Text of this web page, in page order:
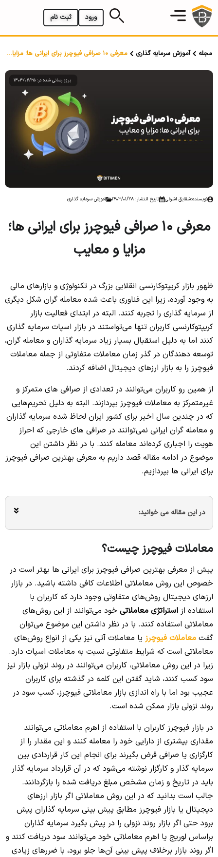
ثبت نام ورود
مجله آموزش سرمایه گذاری معرفی 10 صرافی فیوچرز برای ایرانی ها؛ مزایا و معایب
بروز رسانی شده در: 1404/06/25
نویسنده:شقایق اشرفی تاریخ انتشار: 1403/01/28 آموزش سرمایه گذاری
معرفی 10 صرافی فیوچرز برای ایرانی ها؛
مزایا و معایب
ظهور بازار کریپتوکارنسی انقلابی بزرگ در تکنولوژی و بازارهای مالی
به وجود آورده، زیرا این فناوری باعث شده معامله گران شکل دیگری
از سرمایه گذاری را تجربه کنند. البته در ابتدای فعالیت بازار
کریپتوکارنسی کاربران تنها می‌‌تواستند در بازار اسپات سرمایه گذاری
کنند اما به دلیل استقبال بسیار زیاد سرمایه گذاران و معامله گران،
توسعه دهندگان در گذر زمان معاملات متفاوتی از جمله معاملات
فیوچرز را به بازار ارزهای دیجیتال اضافه کردند.
از همین رو کاربران می‌توانند در تعدادی از صرافی های متمرکز و
غیرمتمرکز به معاملات فیوچرز بپردازند. البته به دلیل تحریم‌هایی
که در چندین سال اخیر برای کشور ایران لحاظ شده سرمایه گذاران
و معامله گران ایرانی نمی‌توانند در صرافی های خارجی که احراز
هویت را اجباری کرده‌اند معامله کنند. با در نظر داشتن این
موضوع در ادامه مقاله قصد داریم به معرفی بهترین صرافی فیوچرز
برای ایرانی ها بپردازیم.
در این مقاله می خوانید:
معاملات فیوچرز چیست؟
پیش از معرفی بهترین صرافی فیوچرز برای ایرانی ها بهتر است در
خصوص این روش معاملاتی اطلاعات کافی داشته باشید. در بازار
ارزهای دیجیتال روش‌های متفاوتی وجود دارد که کاربران با
استفاده از استراتژی معاملاتی خود می‌توانند از این روش‌های
معاملاتی استفاده کنند. با در نظر داشتن این موضوع می‌توان
گفت معاملات فیوچرز یا معاملات آتی نیز یکی از انواع روش‌های
معاملاتی است که شرایط متفاوتی نسبت به معاملات اسپات دارد.
زیرا در این روش معاملاتی، کاربران می‌توانند در روند نزولی بازار نیز
سود کسب کنند، شاید گفتن این کلمه در گذشته برای کاربران
عجیب بود اما با راه اندازی بازار معاملاتی فیوچرز، کسب سود در
روند نزولی بازار ممکن شده است.
در بازار فیوچرز کاربران با استفاده از اهرم معاملاتی می‌توانند
مقداری بیشتری از دارایی خود را معامله کنند و این مقدار را از
کارگزاری یا صرافی قرض بگیرند برای انجام این کار قراردادی بین
سرمایه گذار و کارگزار نوشته می‌شود که در آن قرارداد سرمایه گذار
باید در تاریخ و زمان مشخص مبلغ دریافت شده را بازگردانند.
جالب است بدانید که در این روش معاملاتی اگر بازار ارزهای
دیجیتال یا بازار فیوچرز مطابق پیش بینی سرمایه گذاران پیش
برود حتی اگر بازار روند نزولی را در پیش بگیرد سرمایه گذاران
براساس لوریج یا اهرم معاملاتی خود می‌توانند سود دریافت کنند و
اگر روند بازار برخلاف پیش بینی آن‌ها جلو برود، با ضررهای زیادی